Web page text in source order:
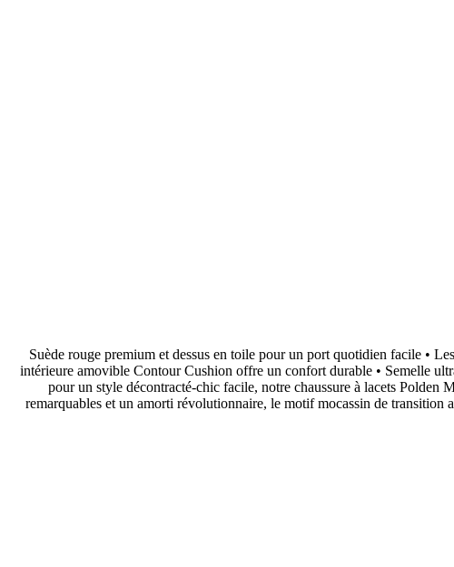
• Suède rouge premium et dessus en toile pour un port quotidien facile •
intérieure amovible Contour Cushion offre un confort durable • Semelle
pour un style décontracté-chic facile, notre chaussure à lacets Polden
remarquables et un amorti révolutionnaire, le motif mocassin de transition